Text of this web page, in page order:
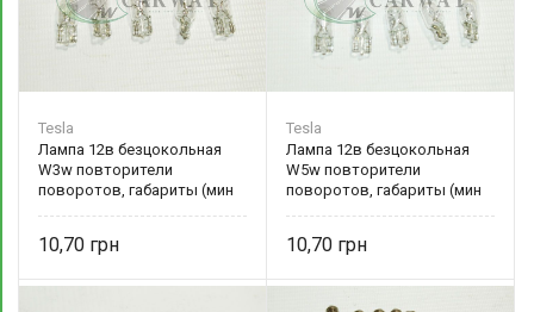
Tesla
Лампа 12в безцокольная
W3w повторители
поворотов, габариты (мин
10,70
Tesla
Лампа 12в безцокольная
W5w повторители
поворотов, габариты (мин
10,70